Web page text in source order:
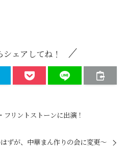
シェアしてね！
リントストーンに出演！
ずが、中華まん作りの会に変更〜